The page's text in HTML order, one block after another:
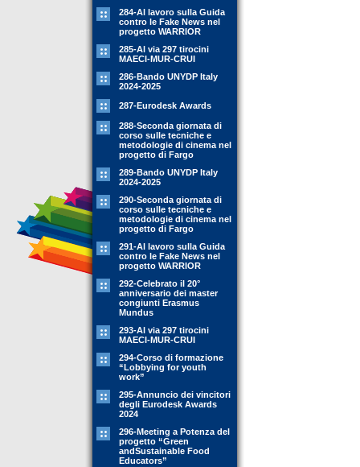
284-Al lavoro sulla Guida
contro le Fake News nel
progetto WARRIOR
285-Al via 297 tirocini
MAECI-MUR-CRUI
286-Bando UNYDP Italy
2024-2025
287-Eurodesk Awards
288-Seconda giornata di
corso sulle tecniche e
metodologie di cinema nel
progetto di Fargo
289-Bando UNYDP Italy
2024-2025
290-Seconda giornata di
corso sulle tecniche e
metodologie di cinema nel
progetto di Fargo
291-Al lavoro sulla Guida
contro le Fake News nel
progetto WARRIOR
292-Celebrato il 20°
anniversario dei master
congiunti Erasmus
Mundus
293-Al via 297 tirocini
MAECI-MUR-CRUI
294-Corso di formazione
“Lobbying for youth
work”
295-Annuncio dei vincitori
degli Eurodesk Awards
2024
296-Meeting a Potenza del
progetto “Green
andSustainable Food
Educators”